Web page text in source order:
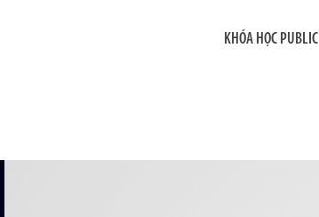
KHÓA HỌC PUBLIC